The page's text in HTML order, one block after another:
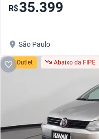
R$35.399
São Paulo
Outlet Abaixo da FIPE